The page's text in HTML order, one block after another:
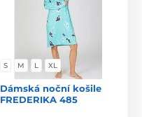
S M L XL
Dámská noční košile
FREDERIKA 485